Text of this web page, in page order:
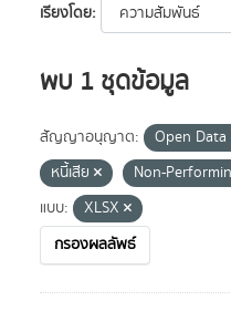
เรียงโดย
พบ 1 ชุดข้อมูล
สัญญาอนุญาต: Open Data
หนี้เสีย
Non-
แบบ:
XLSX
กรองผลลัพธ์